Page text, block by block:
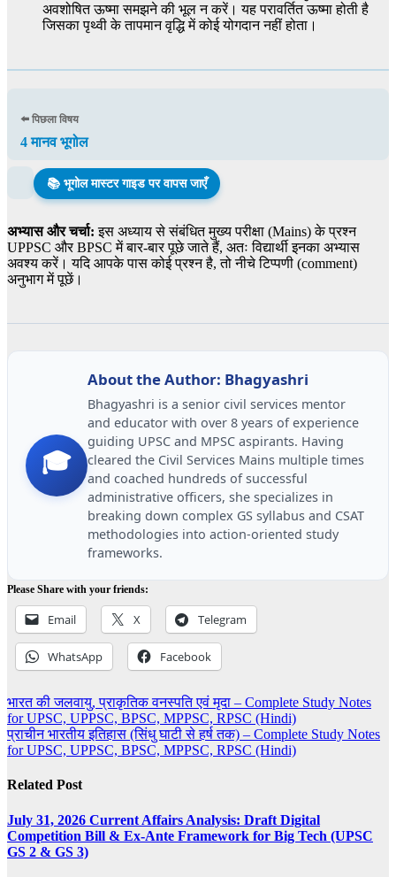
अवशोषित ऊष्मा समझने की भूल न करें। यह परावर्तित ऊष्मा होती है
जिसका पृथ्वी के तापमान वृद्धि में कोई योगदान नहीं होता।
⬅️ पिछला विषय
4 मानव भूगोल
📚 भूगोल मास्टर गाइड पर वापस जाएँ
अभ्यास और चर्चा: इस अध्याय से संबंधित मुख्य परीक्षा (Mains) के प्रश्न
UPPSC और BPSC में बार-बार पूछे जाते हैं, अतः विद्यार्थी इनका अभ्यास
अवश्य करें। यदि आपके पास कोई प्रश्न है, तो नीचे टिप्पणी (comment)
अनुभाग में पूछें।
🎓
About the Author: Bhagyashri
Bhagyashri is a senior civil services mentor
and educator with over 8 years of experience
guiding UPSC and MPSC aspirants. Having
cleared the Civil Services Mains multiple times
and coached hundreds of successful
administrative officers, she specializes in
breaking down complex GS syllabus and CSAT
methodologies into action-oriented study
frameworks.
Please Share with your friends:
Email X Telegram
WhatsApp Facebook
Post
navigation
भारत की जलवायु, प्राकृतिक वनस्पति एवं मृदा – Complete Study Notes
for UPSC, UPPSC, BPSC, MPPSC, RPSC (Hindi)
प्राचीन भारतीय इतिहास (सिंधु घाटी से हर्ष तक) – Complete Study Notes
for UPSC, UPPSC, BPSC, MPPSC, RPSC (Hindi)
Related Post
July 31, 2026 Current Affairs Analysis: Draft Digital
Competition Bill & Ex-Ante Framework for Big Tech (UPSC
GS 2 & GS 3)